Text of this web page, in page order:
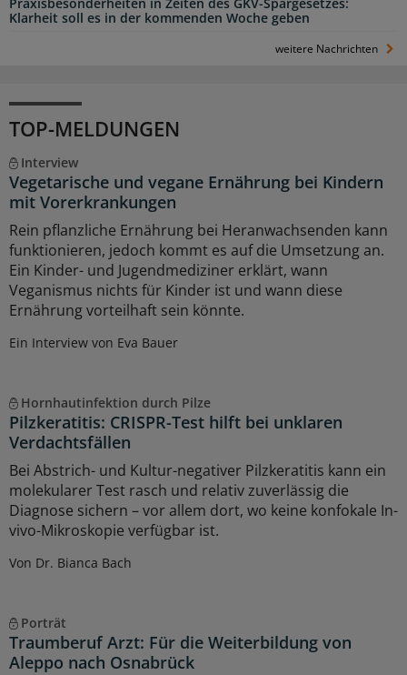
Praxisbesonderheiten in Zeiten des GKV-Spargesetzes:
Klarheit soll es in der kommenden Woche geben
weitere Nachrichten
TOP-MELDUNGEN
Interview
Vegetarische und vegane Ernährung bei Kindern
mit Vorerkrankungen
Rein pflanzliche Ernährung bei Heranwachsenden kann
funktionieren, jedoch kommt es auf die Umsetzung an.
Ein Kinder- und Jugendmediziner erklärt, wann
Veganismus nichts für Kinder ist und wann diese
Ernährung vorteilhaft sein könnte.
Ein Interview von Eva Bauer
Hornhautinfektion durch Pilze
Pilzkeratitis: CRISPR-Test hilft bei unklaren
Verdachtsfällen
Bei Abstrich- und Kultur-negativer Pilzkeratitis kann ein
molekularer Test rasch und relativ zuverlässig die
Diagnose sichern – vor allem dort, wo keine konfokale In-
vivo-Mikroskopie verfügbar ist.
Von Dr. Bianca Bach
Porträt
Traumberuf Arzt: Für die Weiterbildung von
Aleppo nach Osnabrück